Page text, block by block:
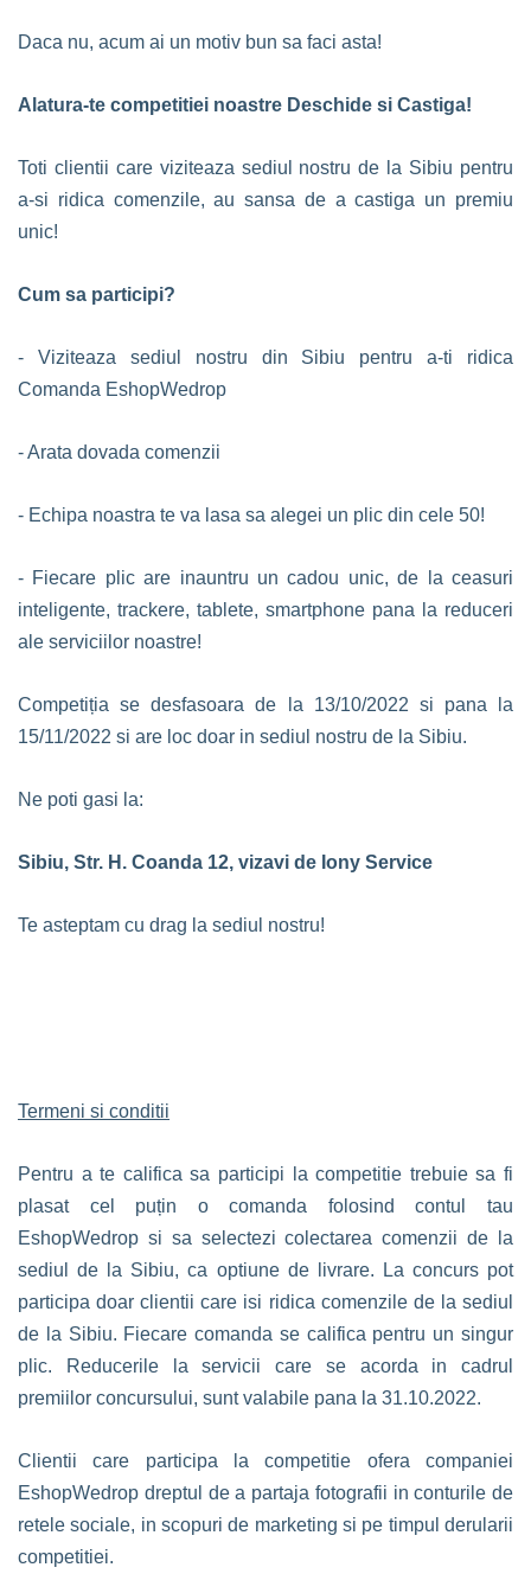
Daca nu, acum ai un motiv bun sa faci asta!
Alatura-te competitiei noastre Deschide si Castiga!
Toti clientii care viziteaza sediul nostru de la Sibiu pentru
a-si ridica comenzile, au sansa de a castiga un premiu
unic!
Cum sa participi?
- Viziteaza sediul nostru din Sibiu pentru a-ti ridica
Comanda EshopWedrop
- Arata dovada comenzii
- Echipa noastra te va lasa sa alegei un plic din cele 50!
- Fiecare plic are inauntru un cadou unic, de la ceasuri
inteligente, trackere, tablete, smartphone pana la reduceri
ale serviciilor noastre!
Competiția se desfasoara de la 13/10/2022 si pana la
15/11/2022 si are loc doar in sediul nostru de la Sibiu.
Ne poti gasi la:
Sibiu, Str. H. Coanda 12, vizavi de Iony Service
Te asteptam cu drag la sediul nostru!
Termeni si conditii
Pentru a te califica sa participi la competitie trebuie sa fi
plasat cel puțin o comanda folosind contul tau
EshopWedrop si sa selectezi colectarea comenzii de la
sediul de la Sibiu, ca optiune de livrare. La concurs pot
participa doar clientii care isi ridica comenzile de la sediul
de la Sibiu. Fiecare comanda se califica pentru un singur
plic. Reducerile la servicii care se acorda in cadrul
premiilor concursului, sunt valabile pana la 31.10.2022.
Clientii care participa la competitie ofera companiei
EshopWedrop dreptul de a partaja fotografii in conturile de
retele sociale, in scopuri de marketing si pe timpul derularii
competitiei.